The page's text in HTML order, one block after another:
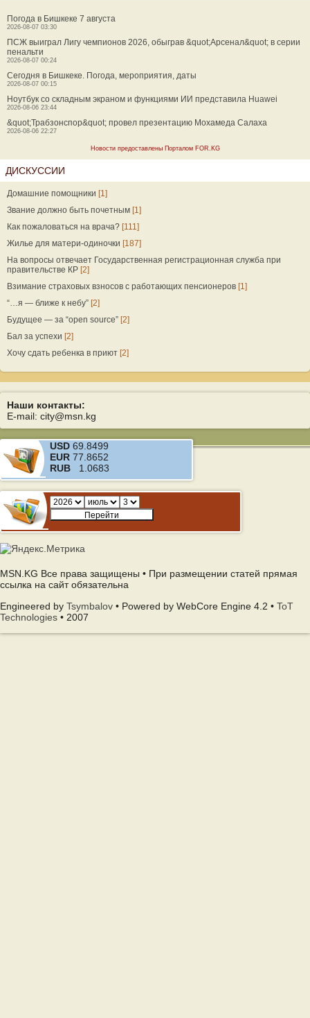
Погода в Бишкеке 7 августа
2026-08-07 03:30
ПСЖ выиграл Лигу чемпионов 2026, обыграв &quot;Арсенал&quot; в серии
пенальти
2026-08-07 00:24
Сегодня в Бишкеке. Погода, мероприятия, даты
2026-08-07 00:15
Ноутбук со складным экраном и функциями ИИ представила Huawei
2026-08-06 23:44
&quot;Трабзонспор&quot; провел презентацию Мохамеда Салаха
2026-08-06 22:27
Новости предоставлены Порталом FOR.KG
ДИСКУССИИ
Домашние помощники [1]
Звание должно быть почетным [1]
Как пожаловаться на врача? [111]
Жилье для матери-одиночки [187]
На вопросы отвечает Государственная регистрационная служба при
правительстве КР [2]
Взимание страховых взносов с работающих пенсионеров [1]
“…я — ближе к небу” [2]
Будущее — за “open source” [2]
Бал за успехи [2]
Хочу сдать ребенка в приют [2]
Наши контакты:
E-mail: city@msn.kg
USD 69.8499
EUR 77.8652
RUB 1.0683
MSN.KG Все права защищены • При размещении статей прямая
ссылка на сайт обязательна
Engineered by Tsymbalov • Powered by WebCore Engine 4.2 • ToT
Technologies • 2007